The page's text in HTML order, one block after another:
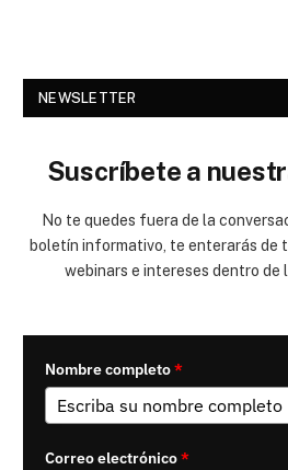
NEWSLETTER
Suscríbete a
No te quedes fuera de la
boletín informativo, te enterarás de
webinars e intereses dentro de
Nombre completo*
Correo electrónico*